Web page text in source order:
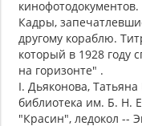
кинофотодокументов.
Кадры,
другому кораблю.
который в 1928 году
на горизонте" .
I. Дьяконова,
библиотека им. Б. Н.
"Красин", ледокол --